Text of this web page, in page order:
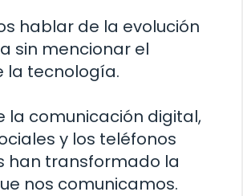
hablar de la evolución
sin mencionar el
la tecnología.
la comunicación digital,
y los teléfonos
han transformado la
nos comunicamos.